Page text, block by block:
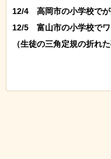
12/4　高岡市の小学校で
12/5　富山市の小学校で
（生徒の三角定規の折れ